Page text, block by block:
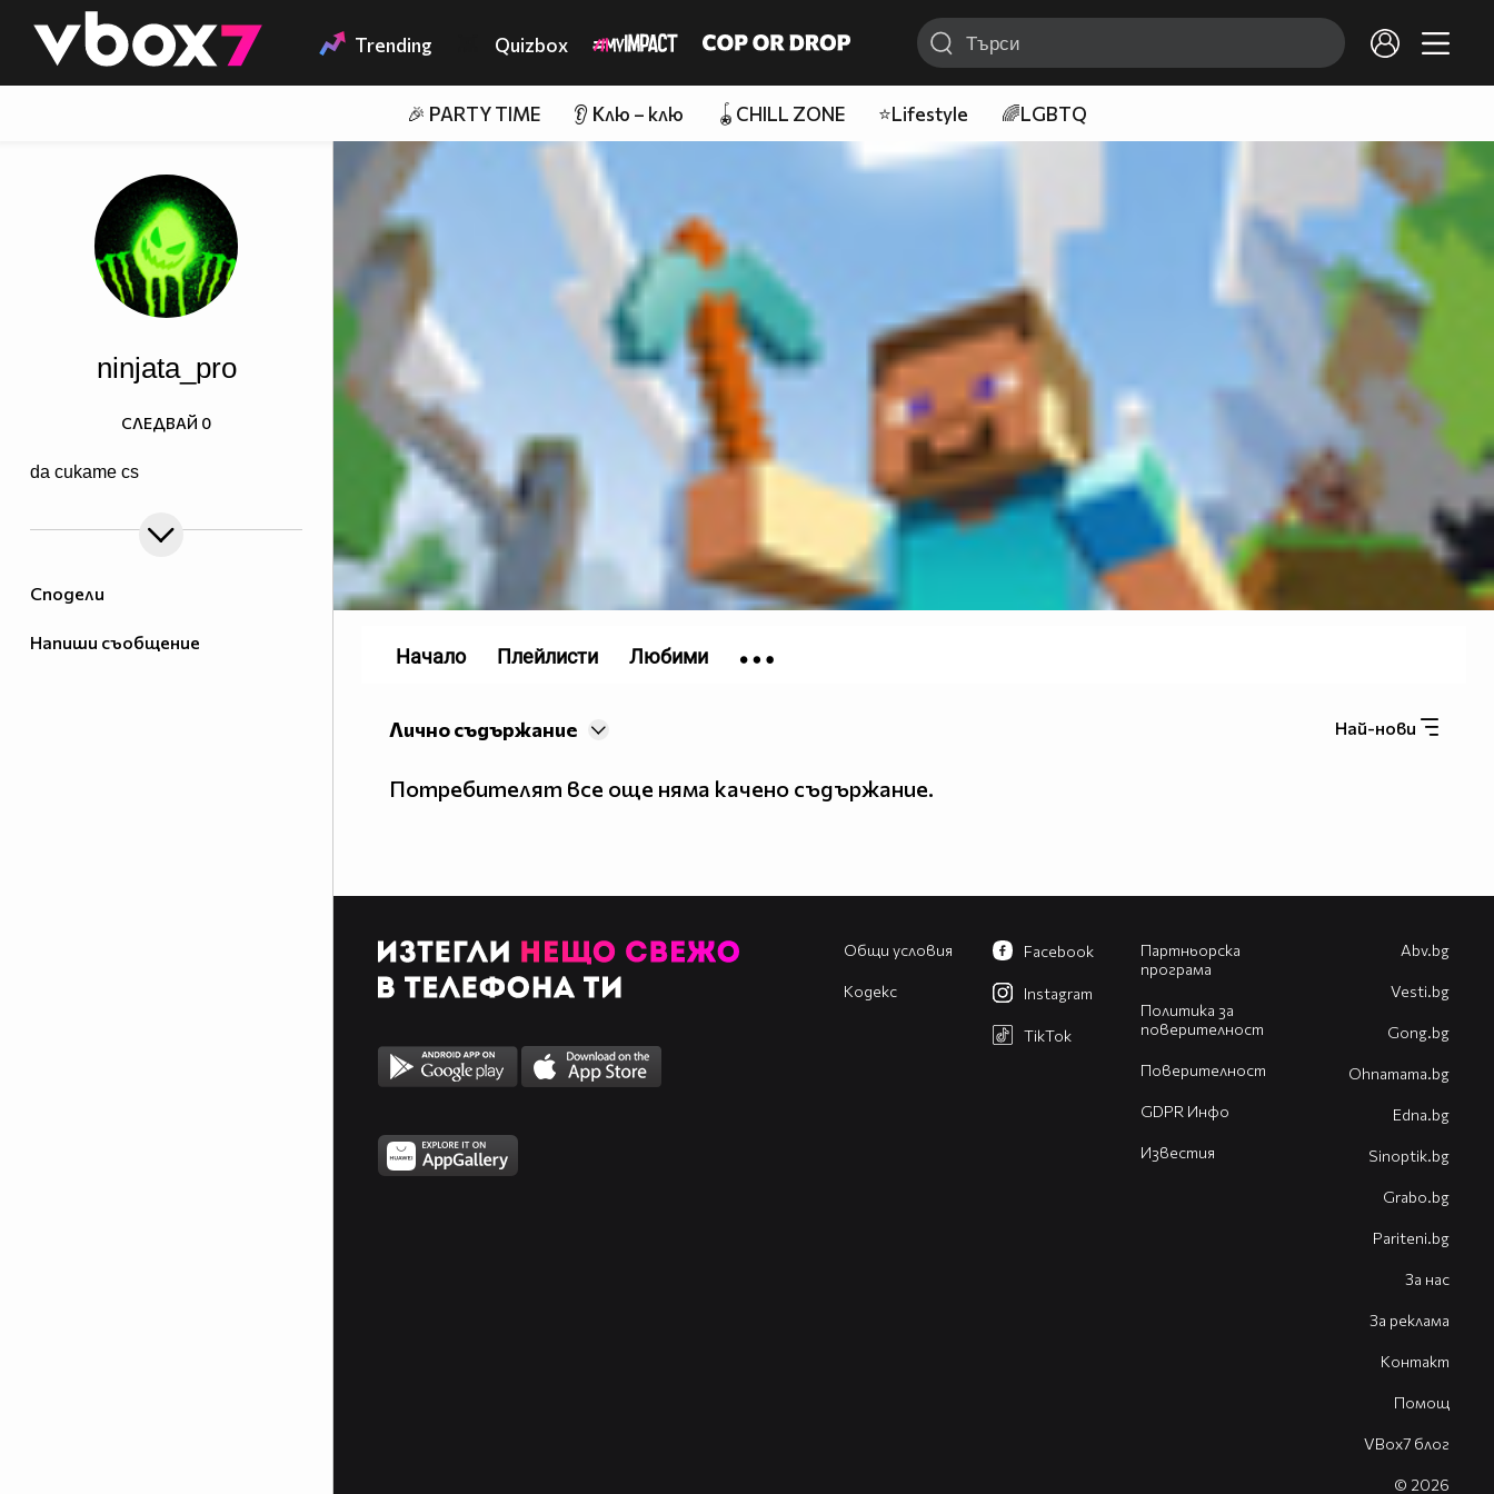
👾 Trending Quizbox
🎉 PARTY TIME 👂 Клю – клю 🪀CHILL ZONE ⭐Lifestyle 🌈LGBTQ
Сподели
Напиши съобщение
ninjata_pro
da cukame cs
СЛЕДВАЙ 0
Най-нови
Лично съдържание
Потребителят все още няма качено съдържание.
Начало Плейлисти Любими
Общи условия
Кодекс
Партньорска
програма
Политика за
поверителност
Поверителност
GDPR Инфо
Известия
Facebook
Instagram
TikTok
Abv.bg
Vesti.bg
Gong.bg
Оhnamama.bg
Edna.bg
Sinoptik.bg
Grabo.bg
Pariteni.bg
За нас
За реклама
Контакт
Помощ
VBox7 блог
© 2026